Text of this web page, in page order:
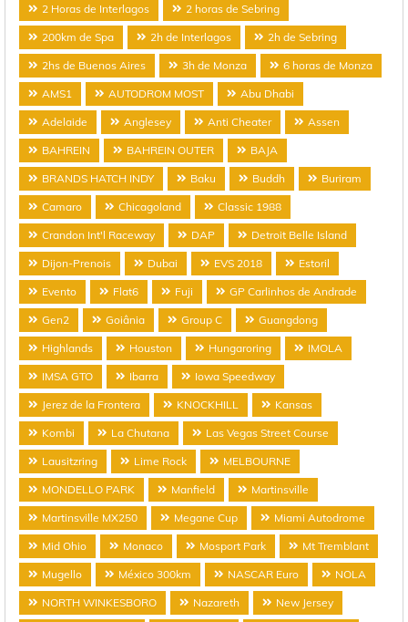
2 Horas de Interlagos 2 horas de Sebring
200km de Spa 2h de Interlagos 2h de Sebring
2hs de Buenos Aires 3h de Monza 6 horas de Monza
AMS1 AUTODROM MOST Abu Dhabi
Adelaide Anglesey Anti Cheater Assen
BAHREIN BAHREIN OUTER BAJA
BRANDS HATCH INDY Baku Buddh Buriram
Camaro Chicagoland Classic 1988
Crandon Int'l Raceway DAP Detroit Belle Island
Dijon-Prenois Dubai EVS 2018 Estoril
Evento Flat6 Fuji GP Carlinhos de Andrade
Gen2 Goiânia Group C Guangdong
Highlands Houston Hungaroring IMOLA
IMSA GTO Ibarra Iowa Speedway
Jerez de la Frontera KNOCKHILL Kansas
Kombi La Chutana Las Vegas Street Course
Lausitzring Lime Rock MELBOURNE
MONDELLO PARK Manfield Martinsville
Martinsville MX250 Megane Cup Miami Autodrome
Mid Ohio Monaco Mosport Park Mt Tremblant
Mugello México 300km NASCAR Euro NOLA
NORTH WINKESBORO Nazareth New Jersey